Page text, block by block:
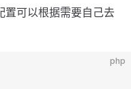
置可以根据需要自己去
php